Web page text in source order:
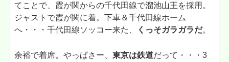
てことで、霞が関からの千代田線で溜池山王を採用。
ジャストで霞が関に着。下車＆千代田線ホーム
へ・・・千代田線ソッコー来た、
くっそガラガラだ。
余裕で着席。やっぱさー、東京は鉄道だって・・・3